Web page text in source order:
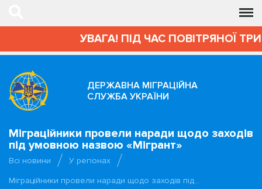
УВАГА! ПІД ЧАС ПОВІТРЯНОЇ
ДЕРЖАВНА МІГРАЦІЙНА
СЛУЖБА УКРАЇНИ
Міграційники провели наради щодо заходів
під умовною назвою «Мігрант»
Всі новини
У регіонах
Міграційники провели наради щодо заходів під…